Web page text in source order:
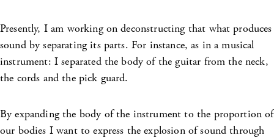
Presently, I am working on deconstructing that what produces
sound by separating its parts. For instance, as in a musical
instrument: I separated the body of the guitar from the neck,
the cords and the pick guard.
By expanding the body of the instrument to the proportion of
our bodies I want to express the explosion of sound through